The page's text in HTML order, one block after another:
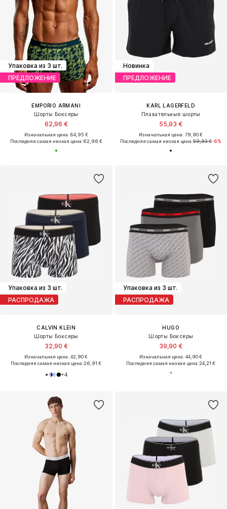
Упаковка из 3 шт.
ПРЕДЛОЖЕНИЕ
EMPORIO ARMANI
Шорты Боксеры
62,96 €
Изначальная цена: 84,95 €
Последняя самая низкая цена:62,96 €
Новинка
ПРЕДЛОЖЕНИЕ
KARL LAGERFELD
Плавательные шорты
55,93 €
Изначальная цена: 79,90 €
Последняя самая низкая цена:59,93 €-6%
Упаковка из 3 шт.
РАСПРОДАЖА
CALVIN KLEIN
Шорты Боксеры
32,90 €
Изначальная цена: 42,90 €
Последняя самая низкая цена:26,91 €
+4
Упаковка из 3 шт.
РАСПРОДАЖА
HUGO
Шорты Боксеры
39,90 €
Изначальная цена: 44,90 €
Последняя самая низкая цена:24,21 €